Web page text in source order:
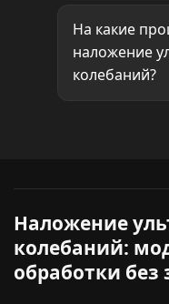
На какие
наложение
колебаний?
Наложение
колебаний:
обработки